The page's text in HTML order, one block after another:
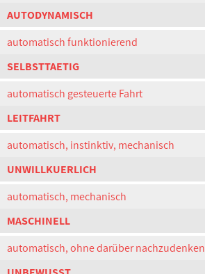
AUTODYNAMISCH
automatisch funktionierend
SELBSTTAETIG
automatisch gesteuerte Fahrt
LEITFAHRT
automatisch, instinktiv, mechanisch
UNWILLKUERLICH
automatisch, mechanisch
MASCHINELL
automatisch, ohne darüber nachzudenken